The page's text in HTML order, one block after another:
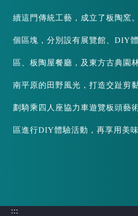
續這門傳統工藝，成立了板陶窯
個區塊，分別設有展覽館、DIY
區、板陶屋餐廳，及東方古典園
南平原的田野風光，打造交趾剪
劃騎乘四人座協力車遊覽板頭藝
區進行DIY體驗活動，再享用美味
:::